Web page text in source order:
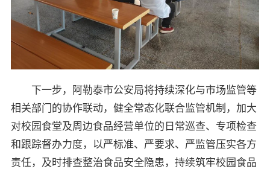
下一步，阿勒泰市公安局将持续深化与市场监管等
相关部门的协作联动，健全常态化联合监管机制，加大
对校园食堂及周边食品经营单位的日常巡查、专项检查
和跟踪督办力度，以严标准、严要求、严监管压实各方
责任，及时排查整治食品安全隐患，持续筑牢校园食品